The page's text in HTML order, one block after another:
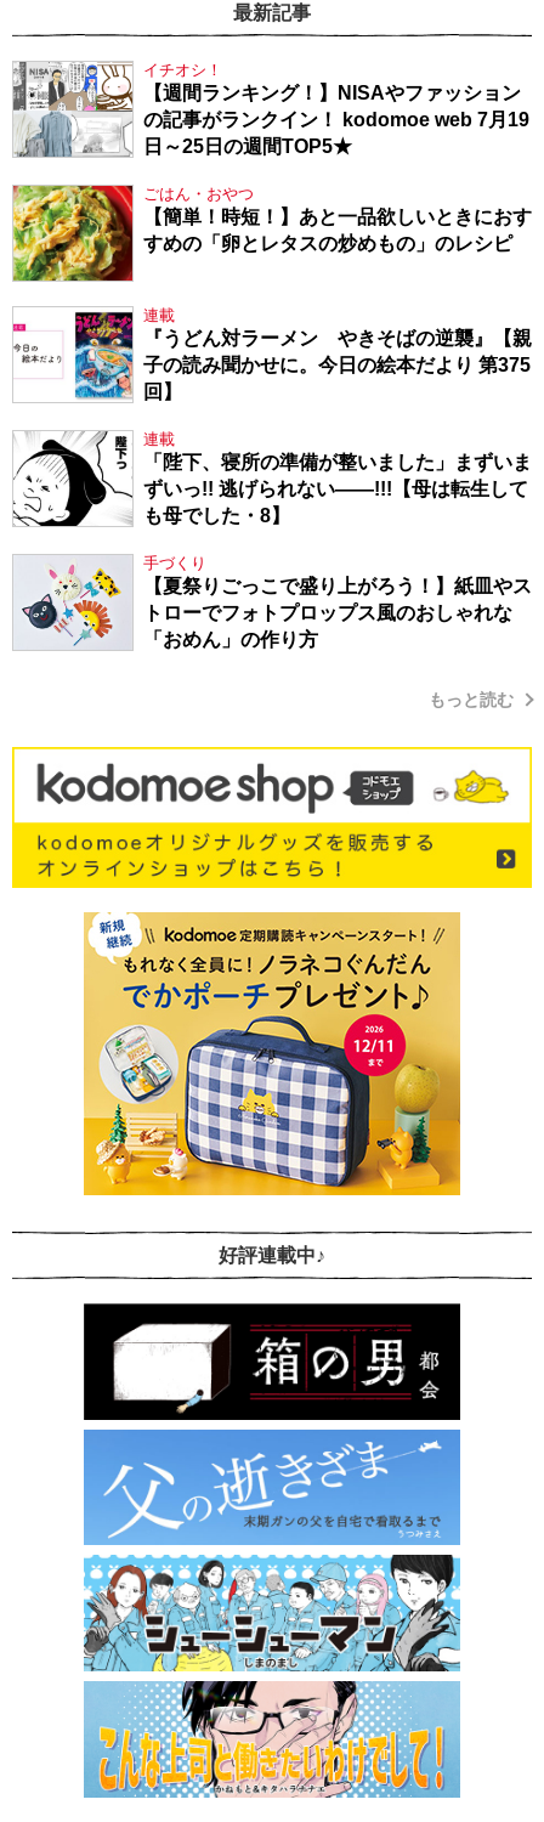
最新記事
イチオシ！
【週間ランキング！】NISAやファッション
の記事がランクイン！ kodomoe web 7月19
日～25日の週間TOP5★
ごはん・おやつ
【簡単！時短！】あと一品欲しいときにおす
すめの「卵とレタスの炒めもの」のレシピ
連載
『うどん対ラーメン やきそばの逆襲』【親
子の読み聞かせに。今日の絵本だより 第375
回】
連載
「陛下、寝所の準備が整いました」まずいま
ずいっ!! 逃げられない――!!!【母は転生して
も母でした・8】
手づくり
【夏祭りごっこで盛り上がろう！】紙皿やス
トローでフォトプロップス風のおしゃれな
「おめん」の作り方
もっと読む
好評連載中♪